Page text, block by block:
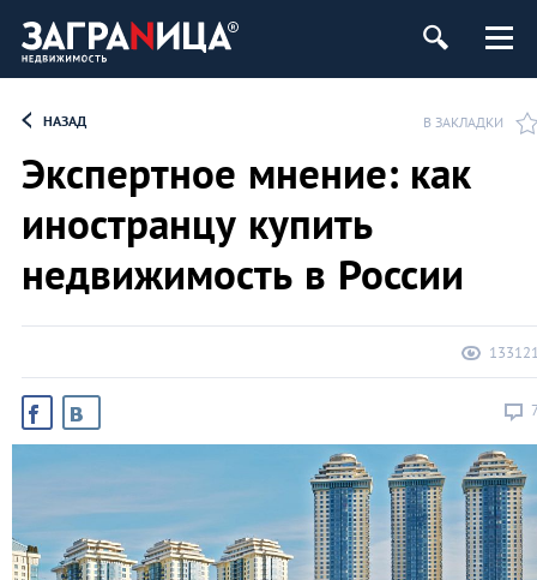
НАЗАД В ЗАКЛАДКИ
Экспертное мнение: как
иностранцу купить
недвижимость в России